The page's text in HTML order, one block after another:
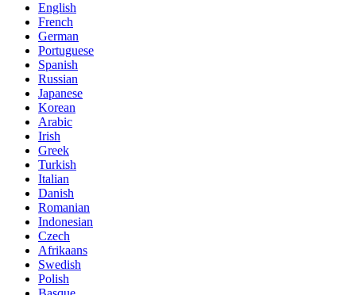
English
French
German
Portuguese
Spanish
Russian
Japanese
Korean
Arabic
Irish
Greek
Turkish
Italian
Danish
Romanian
Indonesian
Czech
Afrikaans
Swedish
Polish